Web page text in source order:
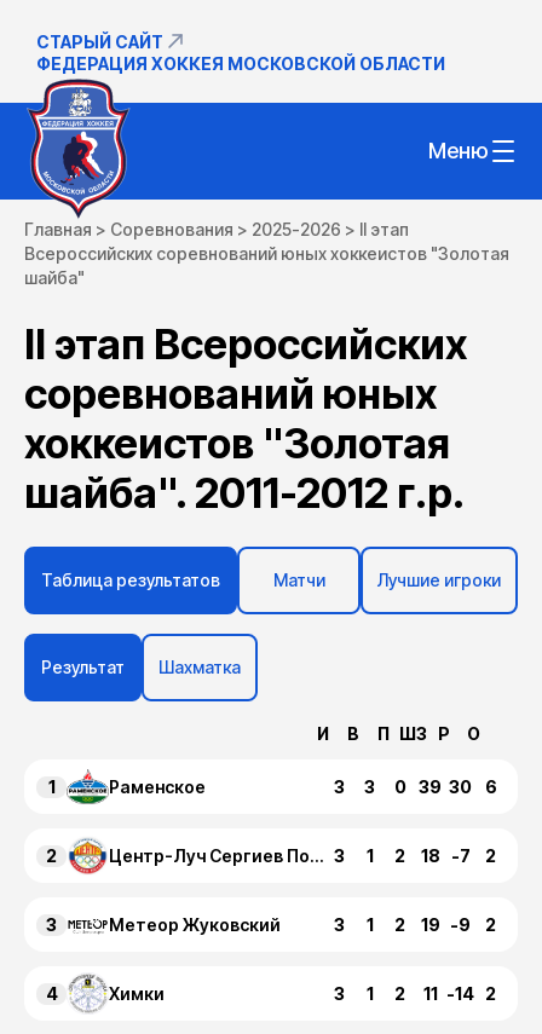
СТАРЫЙ САЙТ
ФЕДЕРАЦИЯ ХОККЕЯ МОСКОВСКОЙ ОБЛАСТИ
Меню
Главная > Соревнования > 2025-2026 > II этап
Всероссийских соревнований юных хоккеистов "Золотая
шайба"
II этап Всероссийских
соревнований юных
хоккеистов "Золотая
шайба". 2011-2012 г.р.
Таблица результатов Матчи Лучшие игроки
Результат Шахматка
И В П ШЗ Р О
1 Раменское 3 3 0 39 30 6
2 Центр-Луч Сергиев Посад 3 1 2 18 -7 2
3 Метеор Жуковский 3 1 2 19 -9 2
4 Химки 3 1 2 11 -14 2